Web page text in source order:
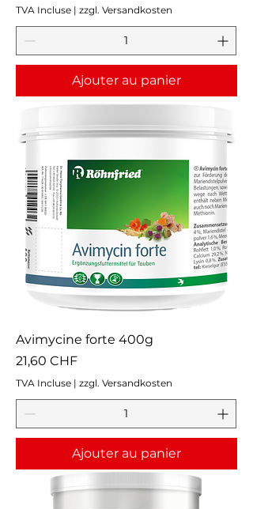
TVA Incluse | zzgl. Versandkosten
Ajouter au panier
Avimycine forte 400g
Prix
21,60 CHF
TVA Incluse | zzgl. Versandkosten
Ajouter au panier